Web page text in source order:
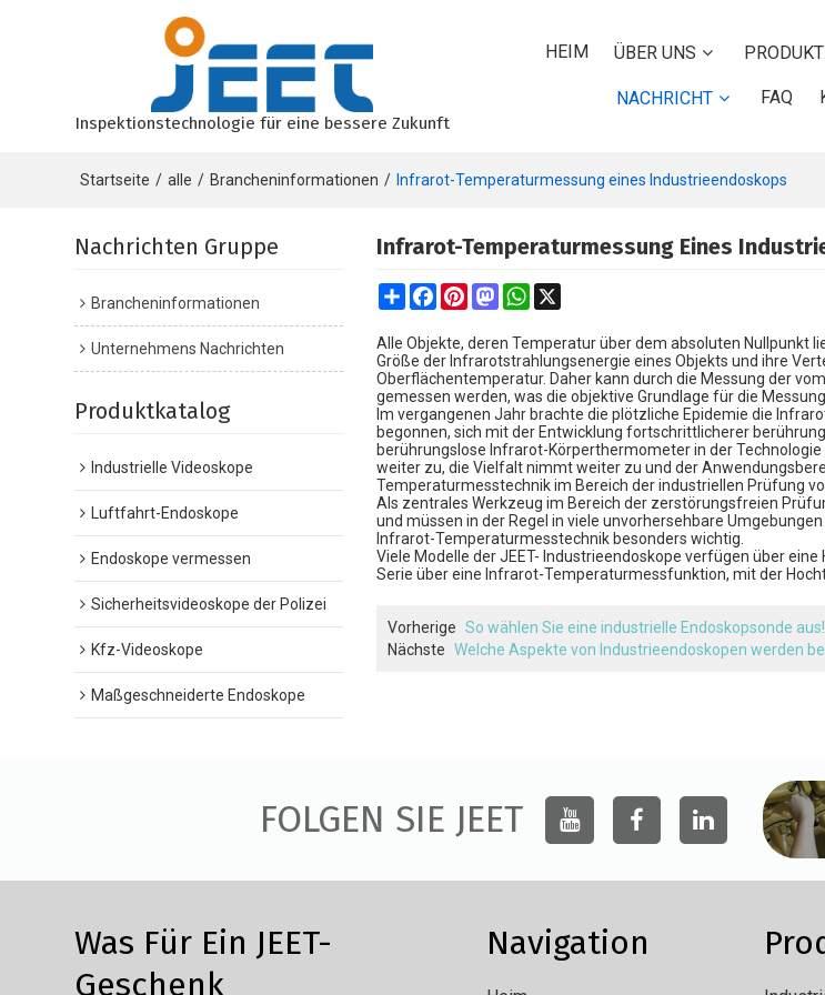
Inspektionstechnologie für eine bessere Zukunft
HEIM ÜBER UNS
NACHRICHT FAQ
Startseite / alle / Brancheninformationen / Infrarot-Temperaturmessung eines Industrieendoskops
Nachrichten Gruppe
Brancheninformationen
Unternehmens Nachrichten
Produktkatalog
Industrielle Videoskope
Luftfahrt-Endoskope
Endoskope vermessen
Sicherheitsvideoskope der Polizei
Kfz-Videoskope
Maßgeschneiderte Endoskope
Infrarot-Temperaturmessung Eines
ShareFacebook
PinterestMastodonWhatsApp
Alle Objekte, deren Temperatur über dem absoluten Nullpunkt
Größe der Infrarotstrahlungsenergie eines Objekts und ihre
Oberflächentemperatur. Daher kann durch die Messung der
gemessen werden, was die objektive Grundlage für die
Im vergangenen Jahr brachte die plötzliche Epidemie die
begonnen, sich mit der Entwicklung fortschrittlicherer
berührungslose Infrarot-Körperthermometer in der
weiter zu, die Vielfalt nimmt weiter zu und der
Temperaturmesstechnik im Bereich der industriellen Prüfung
Als zentrales Werkzeug im Bereich der zerstörungsfreien
und müssen in der Regel in viele unvorhersehbare
Infrarot-Temperaturmesstechnik besonders wichtig.
Viele Modelle der JEET-Industrieendoskope verfügen über eine
Serie über eine Infrarot-Temperaturmessfunktion, mit der
Vorherige So wählen Sie eine industrielle Endoskopsonde aus!
Nächste Welche Aspekte von Industrieendoskopen werden
FOLGEN SIE JEET
Was Für Ein JEET-
Geschenk
Navigation